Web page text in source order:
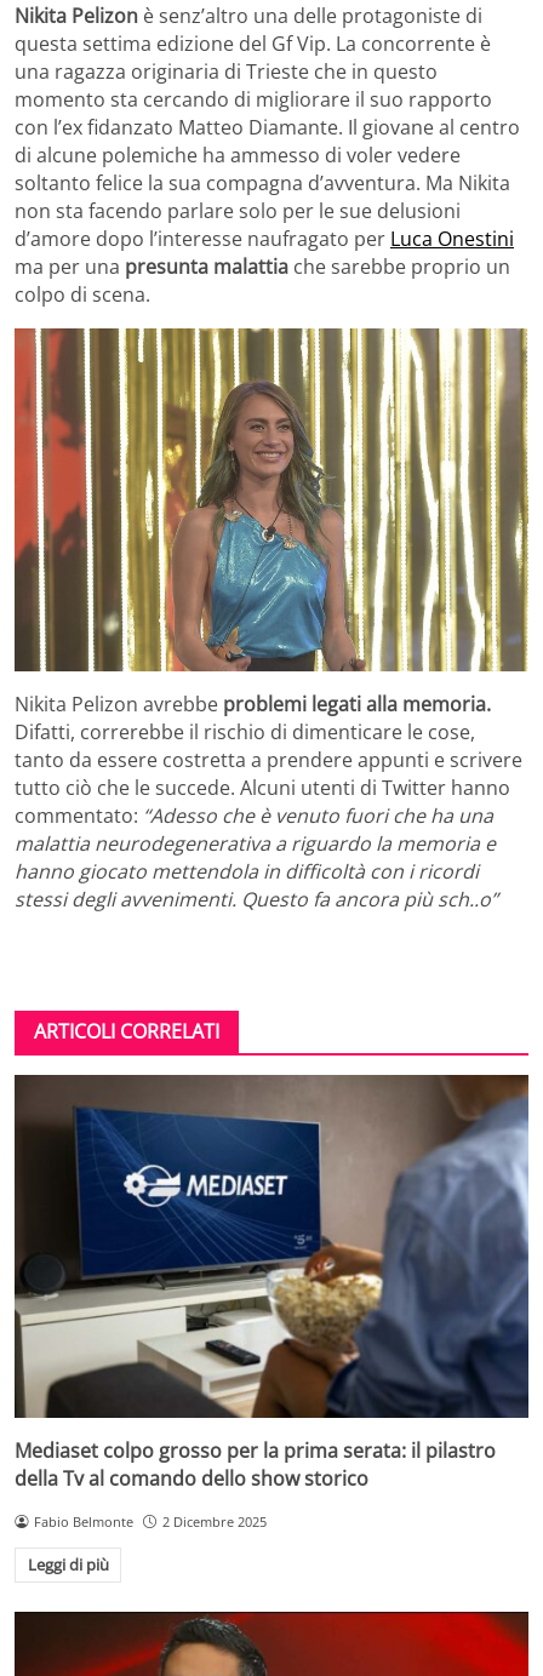
Nikita Pelizon è senz’altro una delle protagoniste di
questa settima edizione del Gf Vip. La concorrente è
una ragazza originaria di Trieste che in questo
momento sta cercando di migliorare il suo rapporto
con l’ex fidanzato Matteo Diamante. Il giovane al centro
di alcune polemiche ha ammesso di voler vedere
soltanto felice la sua compagna d’avventura. Ma Nikita
non sta facendo parlare solo per le sue delusioni
d’amore dopo l’interesse naufragato per Luca Onestini
ma per una presunta malattia che sarebbe proprio un
colpo di scena.
Nikita Pelizon avrebbe problemi legati alla memoria.
Difatti, correrebbe il rischio di dimenticare le cose,
tanto da essere costretta a prendere appunti e scrivere
tutto ciò che le succede. Alcuni utenti di Twitter hanno
commentato: “Adesso che è venuto fuori che ha una
malattia neurodegenerativa a riguardo la memoria e
hanno giocato mettendola in difficoltà con i ricordi
stessi degli avvenimenti. Questo fa ancora più sch..o”
ARTICOLI CORRELATI
Mediaset colpo grosso per la prima serata: il pilastro
della Tv al comando dello show storico
Fabio Belmonte 2 Dicembre 2025
Leggi di più